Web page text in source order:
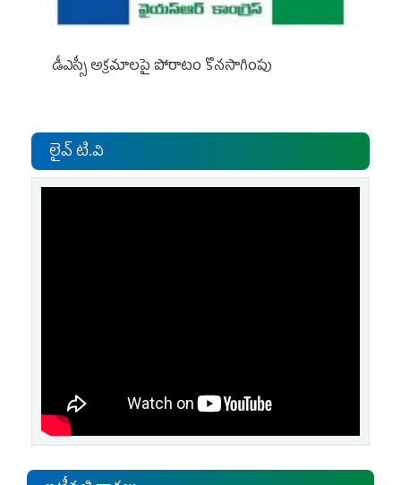
డీఎస్సీ అక్రమాలపై పోరాటం కొనసాగింపు
లైవ్ టి.వి